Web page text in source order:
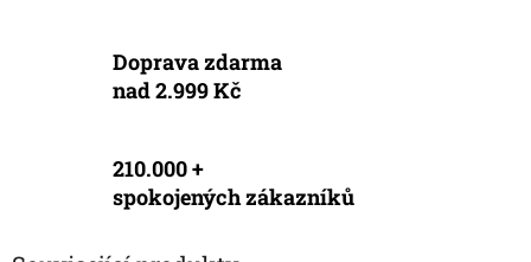
Doprava zdarma
nad 2.999 Kč
210.000 +
spokojených zákazníků